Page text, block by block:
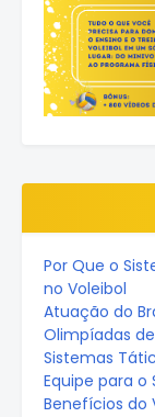
Por Que o
no Voleibol
Atuação do
Olimpíadas
Sistemas
Equipe para o
Benefícios do